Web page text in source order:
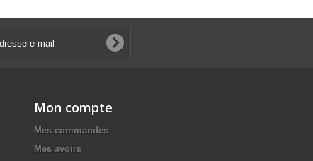
Mon compte
Mes commandes
Mes avoirs